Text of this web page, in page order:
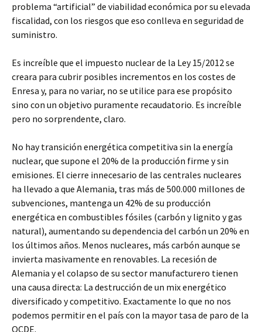
problema “artificial” de viabilidad económica por su elevada
fiscalidad, con los riesgos que eso conlleva en seguridad de
suministro.
Es increíble que el impuesto nuclear de la Ley 15/2012 se
creara para cubrir posibles incrementos en los costes de
Enresa y, para no variar, no se utilice para ese propósito
sino con un objetivo puramente recaudatorio. Es increíble
pero no sorprendente, claro.
No hay transición energética competitiva sin la energía
nuclear, que supone el 20% de la producción firme y sin
emisiones. El cierre innecesario de las centrales nucleares
ha llevado a que Alemania, tras más de 500.000 millones de
subvenciones, mantenga un 42% de su producción
energética en combustibles fósiles (carbón y lignito y gas
natural), aumentando su dependencia del carbón un 20% en
los últimos años. Menos nucleares, más carbón aunque se
invierta masivamente en renovables. La recesión de
Alemania y el colapso de su sector manufacturero tienen
una causa directa: La destrucción de un mix energético
diversificado y competitivo. Exactamente lo que no nos
podemos permitir en el país con la mayor tasa de paro de la
OCDE.